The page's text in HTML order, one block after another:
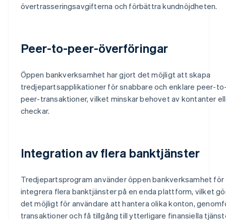
övertrasseringsavgifterna och förbättra kundnöjdheten.
Peer-to-peer-överföringar
Öppen bankverksamhet har gjort det möjligt att skapa
tredjepartsapplikationer för snabbare och enklare peer-
peer-transaktioner, vilket minskar behovet av kontanter
checkar.
Integration av flera banktjänster
Tredjepartsprogram använder öppen bankverksamhet
integrera flera banktjänster på en enda plattform, vilket
det möjligt för användare att hantera olika konton,
transaktioner och få tillgång till ytterligare finansiella